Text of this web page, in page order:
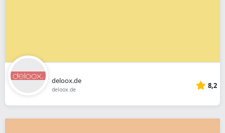
deloox.de
deloox.de 8,2